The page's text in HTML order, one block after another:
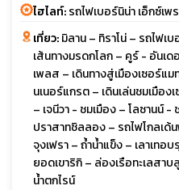
ไฮไลท์:รถไฟเบอร์นิน่า เอ็กซ์เ
เที่ยว:มิลาน – ทิราโน่ – รถไฟเ
เส้นทางมรดกโลก – คูร์ - อันเ
เพลส – เดินทางสู่เมืองเซอร์แ
นเนอร์แกรต – เดินเล่นชมเมือ
– เจนีวา - ชมเมือง – โลซานน์ -
ปราสาทชิลลอง – รถไฟโกลเด้
จุงเฟรา – ถ้ำน้ำแข็ง – เลาเท
ยอดเขาริกิ – ล่องเรือทะเลสา
น้ำตกไรน์